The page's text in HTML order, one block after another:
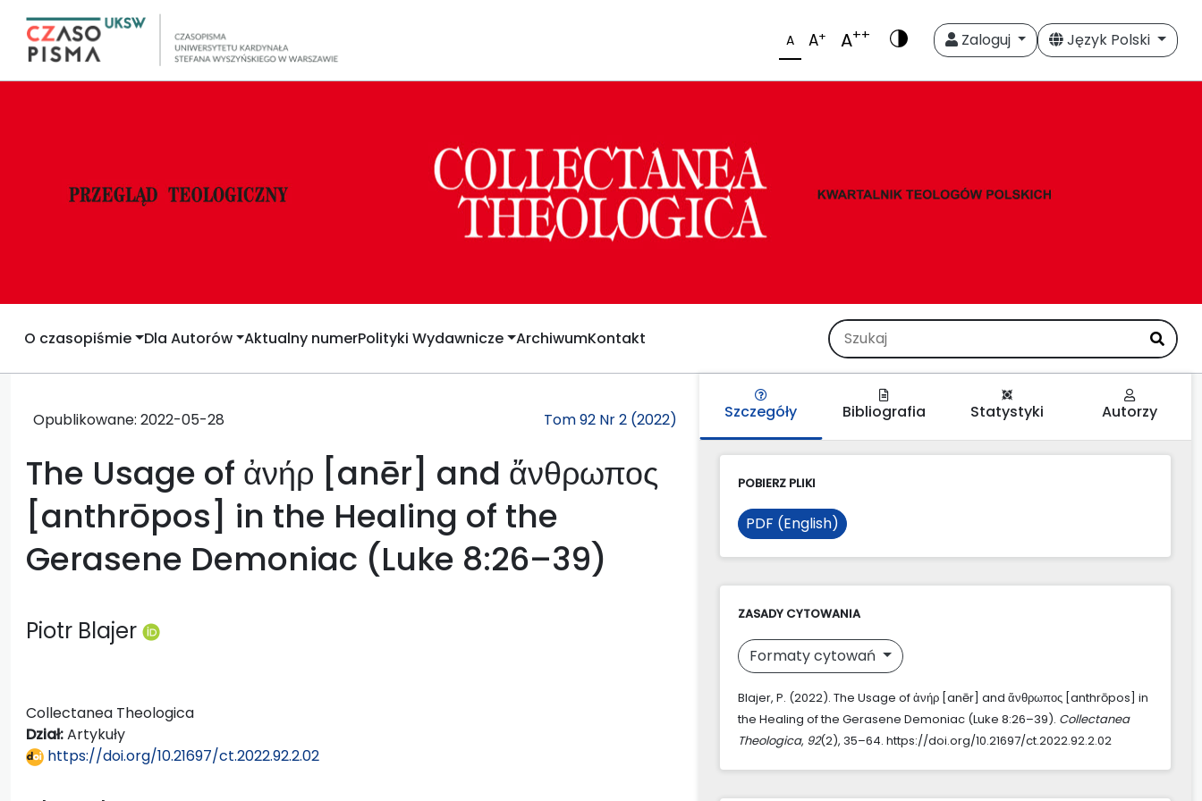
A A+ A++ Zaloguj Język Polski
O czasopiśmie Dla Autorów Aktualny numerPolityki Wydawnicze ArchiwumKontakt
Opublikowane: 2022-05-28 Tom 92 Nr 2 (2022)
The Usage of ἀνήρ [anēr] and ἄνθρωπος
[anthrōpos] in the Healing of the
Gerasene Demoniac (Luke 8:26–39)
Piotr Blajer
Collectanea Theologica
Dział:Artykuły
https://doi.org/10.21697/ct.2022.92.2.02
Szczegóły Bibliografia Statystyki Autorzy
POBIERZ PLIKI
PDF (English)
ZASADY CYTOWANIA
Formaty cytowań
Blajer, P. (2022). The Usage of ἀνήρ [anēr] and ἄνθρωπος [anthrōpos] in
the Healing of the Gerasene Demoniac (Luke 8:26–39). Collectanea
Theologica, 92(2), 35–64. https://doi.org/10.21697/ct.2022.92.2.02